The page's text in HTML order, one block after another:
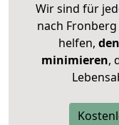
Wir sind für
nach
helfen,
minimieren,